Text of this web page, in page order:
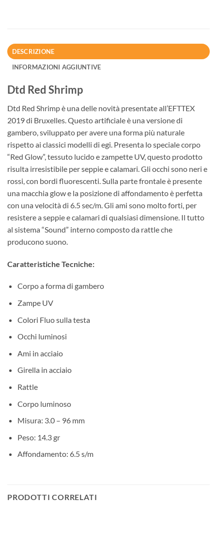
DESCRIZIONE
INFORMAZIONI AGGIUNTIVE
Dtd Red Shrimp
Dtd Red Shrimp è una delle novità presentate all’EFTTEX
2019 di Bruxelles. Questo artificiale è una versione di
gambero, sviluppato per avere una forma più naturale
rispetto ai classici modelli di egi. Presenta lo speciale corpo
“Red Glow”, tessuto lucido e zampette UV, questo prodotto
risulta irresistibile per seppie e calamari. Gli occhi sono neri e
rossi, con bordi fluorescenti. Sulla parte frontale è presente
una macchia glow e la posizione di affondamento è perfetta
con una velocità di 6.5 sec/m. Gli ami sono molto forti, per
resistere a seppie e calamari di qualsiasi dimensione. Il tutto
al sistema “Sound” interno composto da rattle che
producono suono.
Caratteristiche Tecniche:
Corpo a forma di gambero
Zampe UV
Colori Fluo sulla testa
Occhi luminosi
Ami in acciaio
Girella in acciaio
Rattle
Corpo luminoso
Misura: 3.0 – 96 mm
Peso: 14.3 gr
Affondamento: 6.5 s/m
PRODOTTI CORRELATI